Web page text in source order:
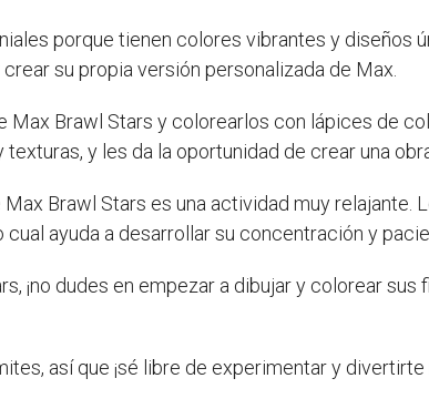
porque tienen colores vibrantes y diseños
su propia versión personalizada de Max.
Max Brawl Stars y colorearlos con lápices de
y les da la oportunidad de crear una
Brawl Stars es una actividad muy relajante.
ayuda a desarrollar su concentración y
¡no dudes en empezar a dibujar y colorear
así que ¡sé libre de experimentar y